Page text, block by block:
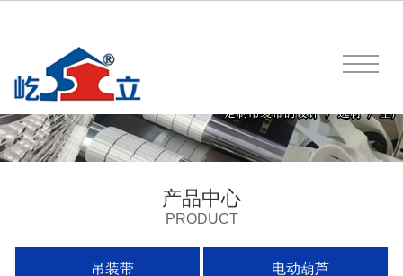
产品中心
PRODUCT
吊装带 电动葫芦